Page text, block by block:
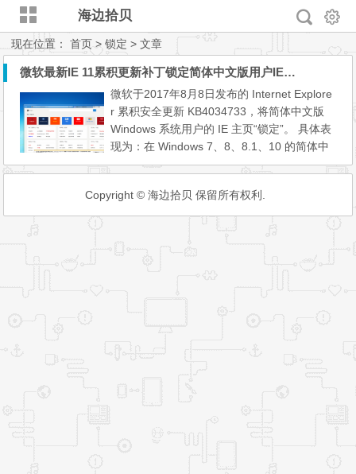
海边拾贝
现在位置：首页 > 锁定 > 文章
微软最新IE 11累积更新补丁锁定简体中文版用户IE主页
微软于2017年8月8日发布的 Internet Explore
r 累积安全更新 KB4034733，将简体中文版
Windows 系统用户的 IE 主页“锁定”。 具体表
现为：在 Windows 7、8、8.1、10 的简体中
文版用户安装该更新后，会弹出“由于主页设
页”的对话框， 无论你点击“更改”或者“不更改”
按钮，都不能消除此对话框，且每次都强制显
Copyright © 海边拾贝 保留所有权利.